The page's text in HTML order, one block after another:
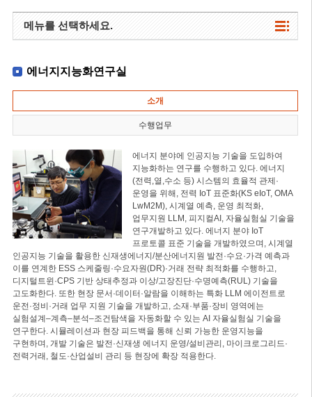
메뉴를 선택하세요.
에너지지능화연구실
소개
수행업무
에너지 분야에 인공지능 기술을 도입하여
지능화하는 연구를 수행하고 있다. 에너지
(전력,열,수소 등) 시스템의 효율적 관제·
운영을 위해, 전력 IoT 표준화(KS eIoT, OMA
LwM2M), 시계열 예측, 운영 최적화,
업무지원 LLM, 피지컬AI, 자율실험실 기술을
연구개발하고 있다. 에너지 분야 IoT
프로토콜 표준 기술을 개발하였으며, 시계열
인공지능 기술을 활용한 신재생에너지/분산에너지원 발전·수요·가격 예측과
이를 연계한 ESS 스케줄링·수요자원(DR)·거래 전략 최적화를 수행하고,
디지털트윈·CPS 기반 상태추정과 이상/고장진단·수명예측(RUL) 기술을
고도화한다. 또한 현장 문서·데이터·알람을 이해하는 특화 LLM 에이전트로
운전·정비·거래 업무 지원 기술을 개발하고, 소재·부품·장비 영역에는
실험설계–계측–분석–조건탐색을 자동화할 수 있는 AI 자율실험실 기술을
연구한다. 시뮬레이션과 현장 피드백을 통해 신뢰 가능한 운영지능을
구현하며, 개발 기술은 발전·신재생 에너지 운영/설비관리, 마이크로그리드·
전력거래, 철도·산업설비 관리 등 현장에 확장 적용한다.